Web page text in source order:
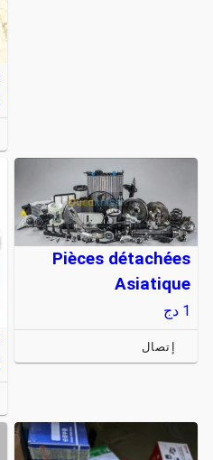
Pièces détachées
Asiatique
1 دج
إتصال